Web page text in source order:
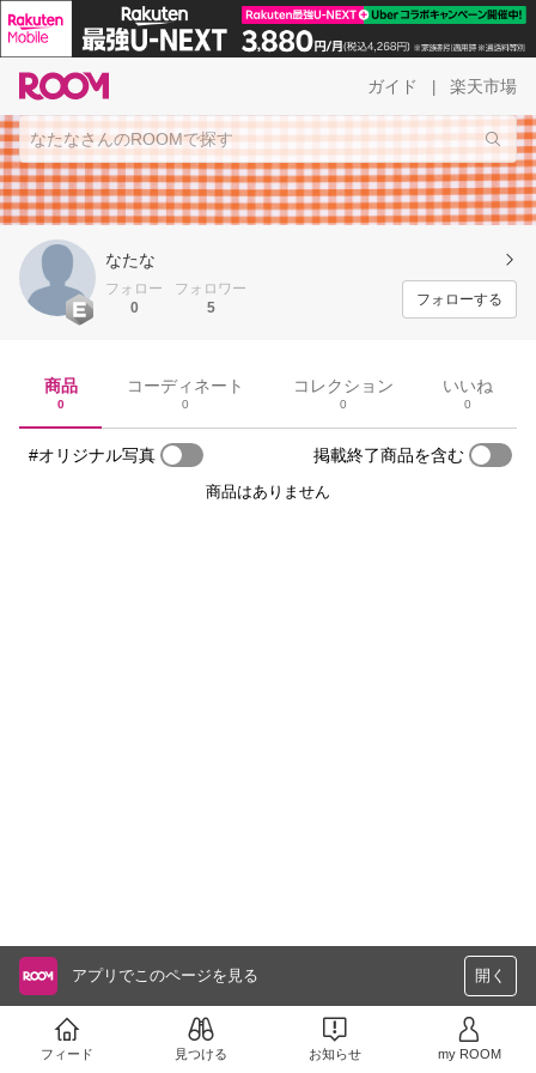
ガイド 楽天市場
なたな
フォロー
0
フォロワー
5
フォローする
商品
0
コーディネート
0
コレクション
0
いいね
0
#オリジナル写真 掲載終了商品を含む
商品はありません
アプリでこのページを見る 開く
フィード 見つける お知らせ my ROOM